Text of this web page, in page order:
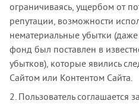
ограничиваясь, ущербом от
репутации, возможности
нематериальные убытки
фонд был поставлен в
убытков), которые явились
Сайтом или Контентом Сайта.
2. Пользователь соглашается